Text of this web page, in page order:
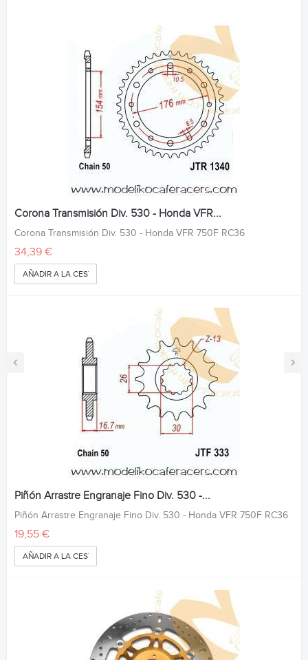
‹ ›
Corona Transmisión Div. 530 - Honda VFR...
Corona Transmisión Div. 530 - Honda VFR 750F RC36
34,39 €
AÑADIR A LA CESTA
Piñón Arrastre Engranaje Fino Div. 530 -...
Piñón Arrastre Engranaje Fino Div. 530 - Honda VFR 750F RC36
19,55 €
AÑADIR A LA CESTA